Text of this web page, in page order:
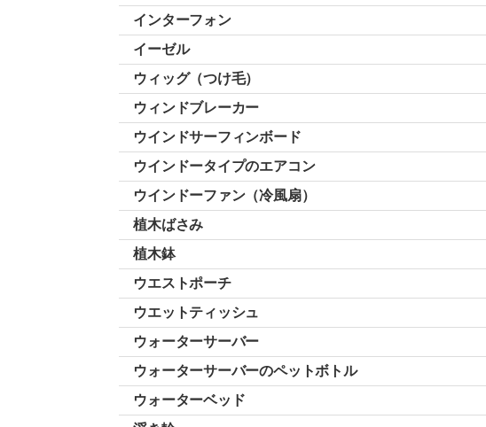
インターフォン
イーゼル
ウィッグ（つけ毛）
ウィンドブレーカー
ウインドサーフィンボード
ウインドータイプのエアコン
ウインドーファン（冷風扇）
植木ばさみ
植木鉢
ウエストポーチ
ウエットティッシュ
ウォーターサーバー
ウォーターサーバーのペットボトル
ウォーターベッド